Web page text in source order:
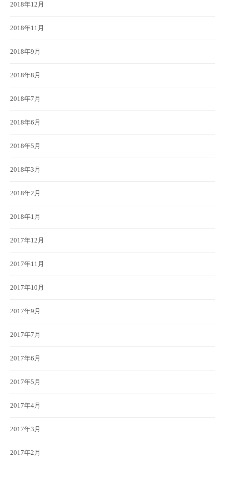
2018年12月
2018年11月
2018年9月
2018年8月
2018年7月
2018年6月
2018年5月
2018年3月
2018年2月
2018年1月
2017年12月
2017年11月
2017年10月
2017年9月
2017年7月
2017年6月
2017年5月
2017年4月
2017年3月
2017年2月